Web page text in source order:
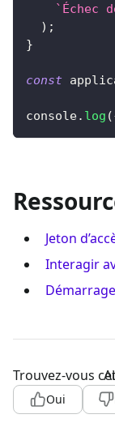
` Échec
) ;
}
const
console. log (
Jeton
Interagir
Trouvez-vous
Oui